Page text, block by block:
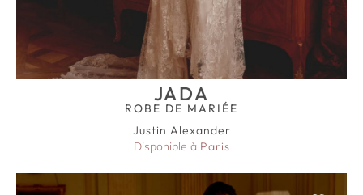
JADA
ROBE DE MARIÉE
Justin Alexander
Disponible à Paris